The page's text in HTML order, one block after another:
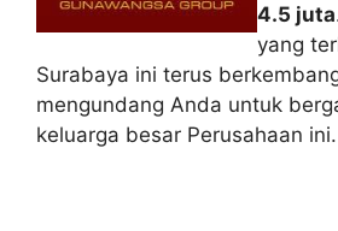
4.5 juta
yang
Surabaya ini terus
mengundang Anda untuk
keluarga besar Perusahaan ini.